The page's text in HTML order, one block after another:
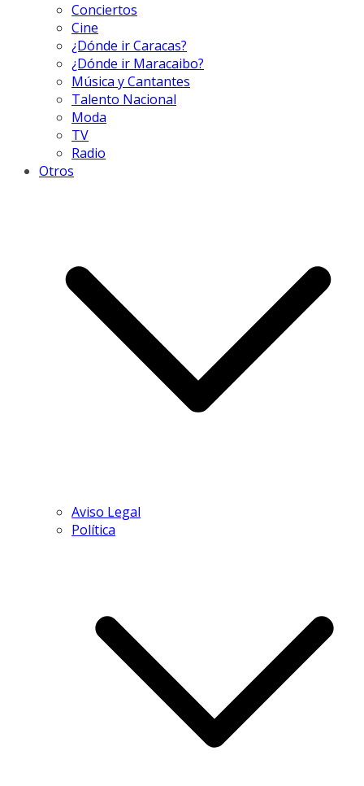
Conciertos
Cine
¿Dónde ir Caracas?
¿Dónde ir Maracaibo?
Música y Cantantes
Talento Nacional
Moda
TV
Radio
Otros
Aviso Legal
Política